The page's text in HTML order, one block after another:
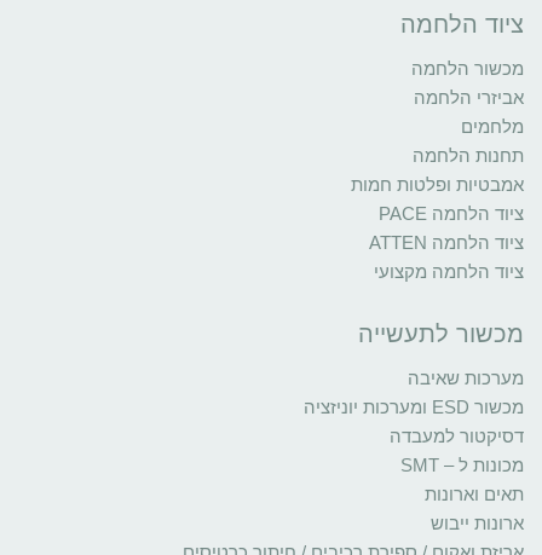
ציוד הלחמה
מכשור הלחמה
אביזרי הלחמה
מלחמים
תחנות הלחמה
אמבטיות ופלטות חמות
ציוד הלחמה PACE
ציוד הלחמה ATTEN
ציוד הלחמה מקצועי
מכשור לתעשייה
מערכות שאיבה
מכשור ESD ומערכות יוניזציה
דסיקטור למעבדה
מכונות ל – SMT
תאים וארונות
ארונות ייבוש